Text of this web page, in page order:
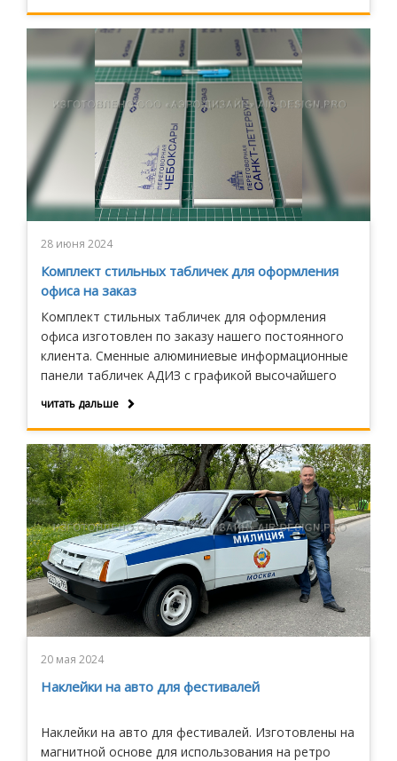
28 июня 2024
Комплект стильных табличек для оформления
офиса на заказ
Комплект стильных табличек для оформления
офиса изготовлен по заказу нашего постоянного
клиента. Сменные алюминиевые информационные
панели табличек АДИЗ с графикой высочайшего
выигрышных решений в линейке табличек для
оформления офисов.
читать дальше
20 мая 2024
Наклейки на авто для фестивалей
Наклейки на авто для фестивалей. Изготовлены на
магнитной основе для использования на ретро